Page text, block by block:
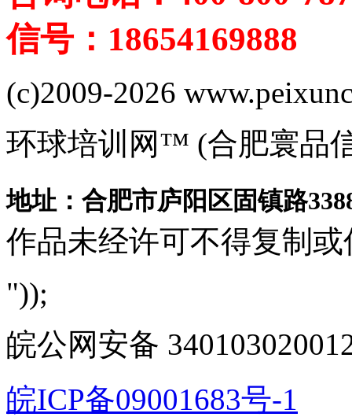
信号：18654169888
(c)2009-2026
环球培训网™ (合肥寰品
地址：合肥市庐阳区固镇路
作品未经许可不得复制或
"));
皖公网安备
皖ICP备09001683号-1